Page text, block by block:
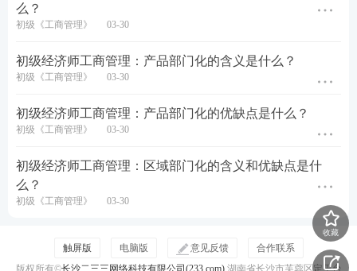
么？
初级《工商管理》 03-30
初级经济师工商管理：产品部门化的含义是什么？
初级《工商管理》 03-30
初级经济师工商管理：产品部门化的优缺点是什么？
初级《工商管理》 03-30
初级经济师工商管理：区域部门化的含义和优缺点是什
么？
初级《工商管理》 03-30
收藏
触屏版 电脑版 意见反馈
合作联系